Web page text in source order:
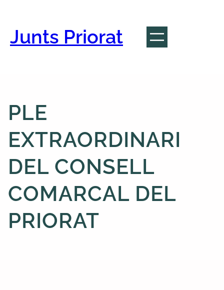
contingut
Junts Priorat
PLE
EXTRAORDINARI
DEL CONSELL
COMARCAL DEL
PRIORAT